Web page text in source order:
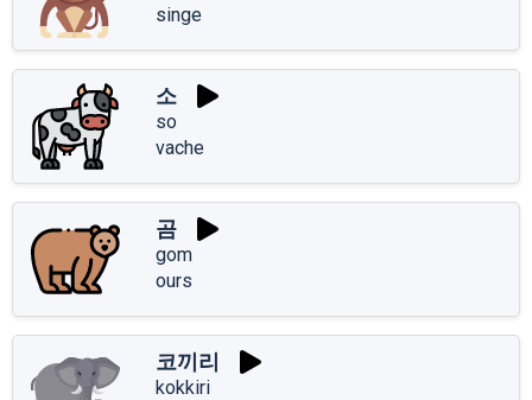
singe
소
so
vache
곰
gom
ours
코끼리
kokkiri